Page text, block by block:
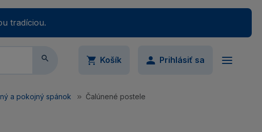
tradíciou.
 Košík Prihlásiť sa
a pokojný spánok Čalúnené postele